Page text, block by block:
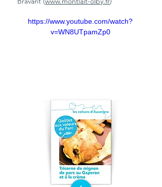
https://www.youtube.com/watch?
v=WN8UTpamZp0